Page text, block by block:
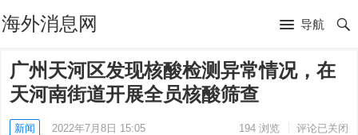
海外消息网 导航
广州天河区发现核酸检测异常情况，在
天河南街道开展全员核酸筛查
新闻 2022年7月8日 15:05 194浏览 评论已关闭